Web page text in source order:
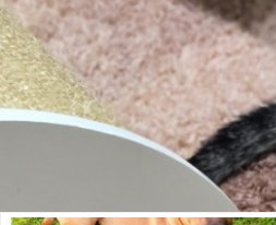
Katze Lucy ist vor Anfang Juli in
entlaufen. Sie ist ein Jahr und drei
kastriert, ihr Fell ist schildpattfarben,
Tattoo und sie ist bei Tasso registriert.
auffällig sind ein weißer Strich über